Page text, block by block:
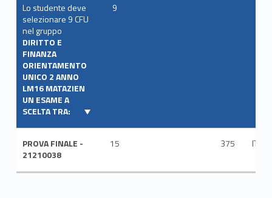
Lo studente deve
selezionare 9 CFU
nel gruppo
DIRITTO E
FINANZA
ORIENTAMENTO
UNICO 2 ANNO
LM16 MATAZIEN
UN ESAME A
SCELTA TRA:
9
PROVA FINALE -
21210038
15 375 ITA